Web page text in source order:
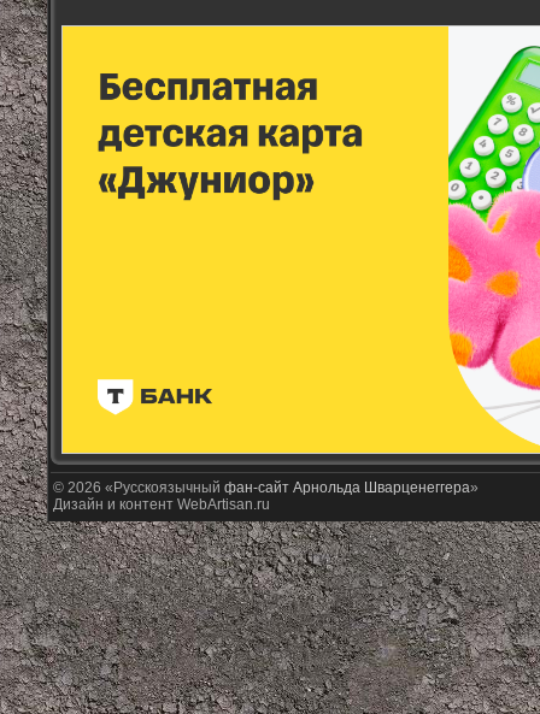
© 2026 «Русскоязычный фан-сайт Арнольда Шварценеггера»
Дизайн и контент WebArtisan.ru